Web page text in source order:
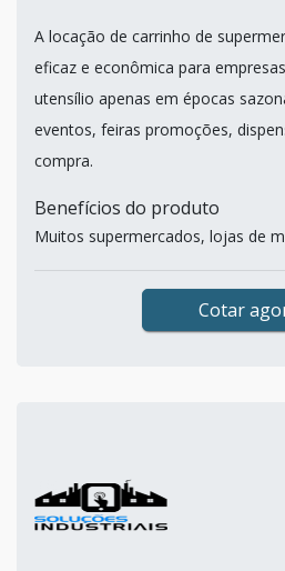
A locação de carrinho de
eficaz e econômica para
utensílio apenas em épocas
eventos, feiras promoções,
compra.
Benefícios do produto
Muitos supermercados, lojas de
Cotar